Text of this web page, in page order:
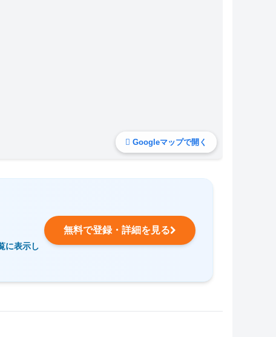
Googleマップで開く
に表示し
無料で登録・詳細を見る